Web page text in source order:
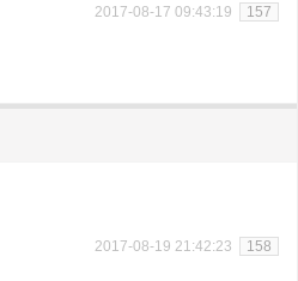
2017-08-17 09:43:19 157
2017-08-19 21:42:23 158